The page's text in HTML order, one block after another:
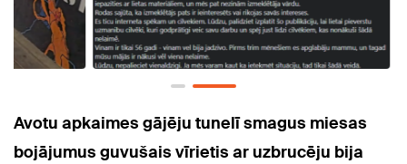
Avotu apkaimes gājēju tunelī smagus miesas
bojājumus guvušais vīrietis ar uzbrucēju bija